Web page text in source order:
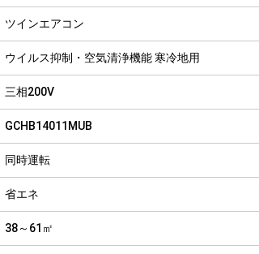
ツインエアコン
ウイルス抑制・空気清浄機能 寒冷地用
三相200V
GCHB14011MUB
同時運転
省エネ
38～61㎡